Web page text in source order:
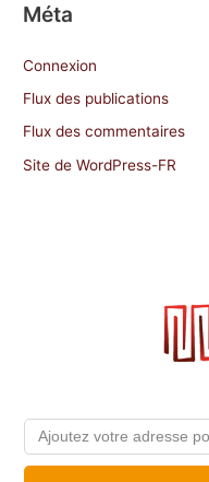
Méta
Connexion
Flux des publications
Flux des commentaires
Site de WordPress-FR
Email